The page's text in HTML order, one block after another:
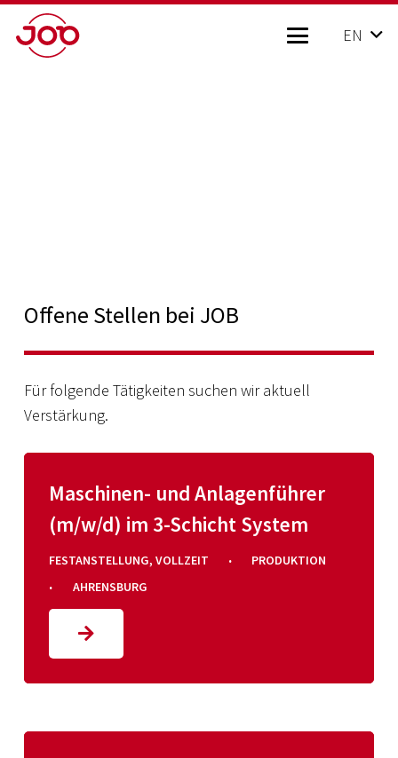
EN
Offene Stellen bei JOB
Für folgende Tätigkeiten suchen wir aktuell
Verstärkung.
Maschinen- und Anlagenführer
(m/w/d) im 3-Schicht System
FESTANSTELLUNG, VOLLZEIT · PRODUKTION
· AHRENSBURG